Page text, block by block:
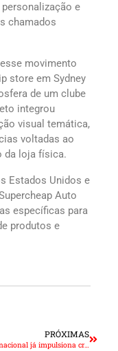
e
chamados
movimento
store em Sydney
de um clube
integrou
visual temática,
voltadas ao
da loja física.
Estados Unidos e
Auto
específicas para
produtos e
PRÓXIMAS
Produção nacional já impulsiona crescimento recorde de vendas de eletrificados leves no Brasil